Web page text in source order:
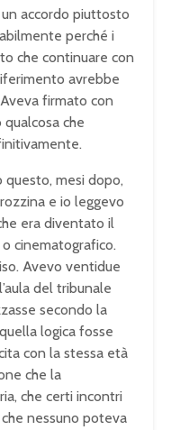
accordo piuttosto
perché i
che continuare con
avrebbe
firmato con
che
mesi dopo,
e io leggevo
era diventato il
cinematografico.
Avevo ventidue
del tribunale
secondo la
logica fosse
con la stessa età
che la
che certi incontri
nessuno poteva